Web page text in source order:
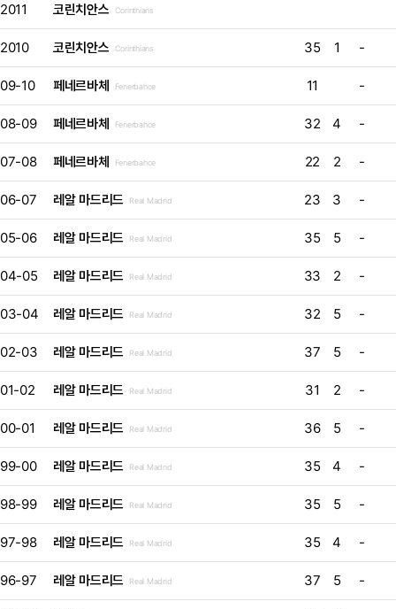
2011 코린치안스 Corinthians
2010 코린치안스 Corinthians 35 1 -
09-10 페네르바체 Fenerbahce 11 -
08-09 페네르바체 Fenerbahce 32 4 -
07-08 페네르바체 Fenerbahce 22 2 -
06-07 레알 마드리드 Real Madrid 23 3 -
05-06 레알 마드리드 Real Madrid 35 5 -
04-05 레알 마드리드 Real Madrid 33 2 -
03-04 레알 마드리드 Real Madrid 32 5 -
02-03 레알 마드리드 Real Madrid 37 5 -
01-02 레알 마드리드 Real Madrid 31 2 -
00-01 레알 마드리드 Real Madrid 36 5 -
99-00 레알 마드리드 Real Madrid 35 4 -
98-99 레알 마드리드 Real Madrid 35 5 -
97-98 레알 마드리드 Real Madrid 35 4 -
96-97 레알 마드리드 Real Madrid 37 5 -